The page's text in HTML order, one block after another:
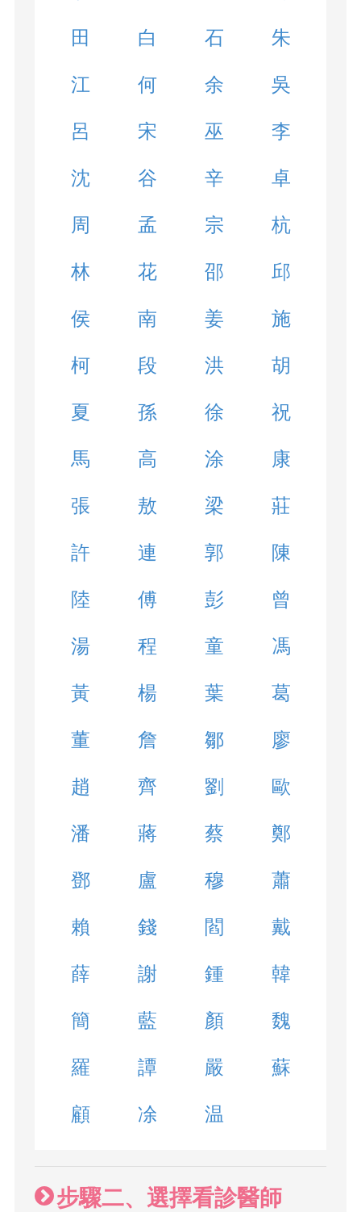
田 白 石 朱
江 何 余 吳
呂 宋 巫 李
沈 谷 辛 卓
周 孟 宗 杭
林 花 邵 邱
侯 南 姜 施
柯 段 洪 胡
夏 孫 徐 祝
馬 高 涂 康
張 敖 梁 莊
許 連 郭 陳
陸 傅 彭 曾
湯 程 童 馮
黃 楊 葉 葛
董 詹 鄒 廖
趙 齊 劉 歐
潘 蔣 蔡 鄭
鄧 盧 穆 蕭
賴 錢 閻 戴
薛 謝 鍾 韓
簡 藍 顏 魏
羅 譚 嚴 蘇
顧 凃 温
步驟二、選擇看診醫師